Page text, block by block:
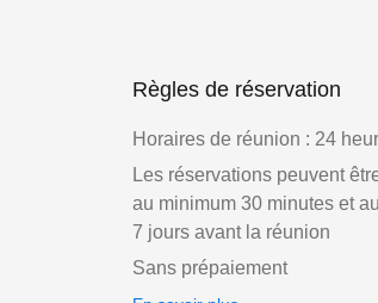
Règles de réservation
Horaires de réunion : 24
Les réservations peuvent
au minimum 30 minutes et
7 jours avant la réunion
Sans prépaiement